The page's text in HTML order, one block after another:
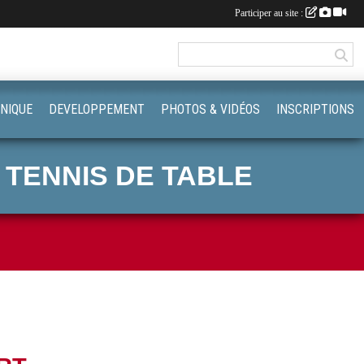
DE TABLE
DEVELOPPEMENT PHOTOS & VIDÉOS INSCRIPTIONS
Participer au site :